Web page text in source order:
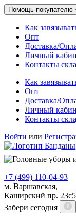
Помощь покупателю
Как
Опт
Доставка/
Личный
Контакты
Как
Опт
Доставка/
Личный
Контакты
Войти или
+7 (499) 110-04-93
м. Варшавская,
Каширский пр. 23с5
Забери сегодня